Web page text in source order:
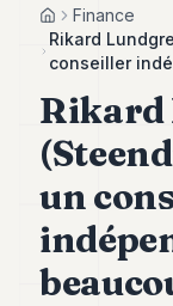
Andy
40
Andy
39
Andy
Andy
37
Andy
HomeFinance
Rikard
conseiller
Rikard
un